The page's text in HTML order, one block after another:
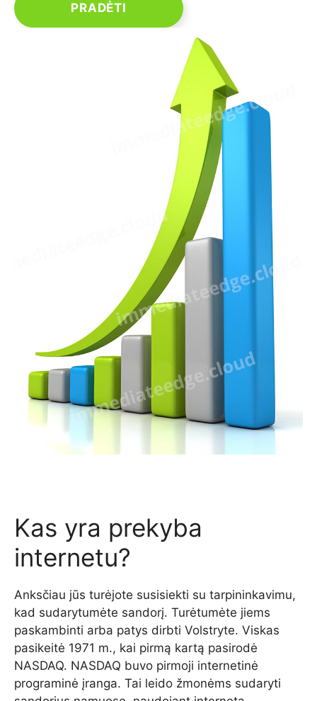
PRADĖTI
Kas yra prekyba
internetu?
Anksčiau jūs turėjote susisiekti su tarpininkavimu,
kad sudarytumėte sandorį. Turėtumėte jiems
paskambinti arba patys dirbti Volstryte. Viskas
pasikeitė 1971 m., kai pirmą kartą pasirodė
NASDAQ. NASDAQ buvo pirmoji internetinė
programinė įranga. Tai leido žmonėms sudaryti